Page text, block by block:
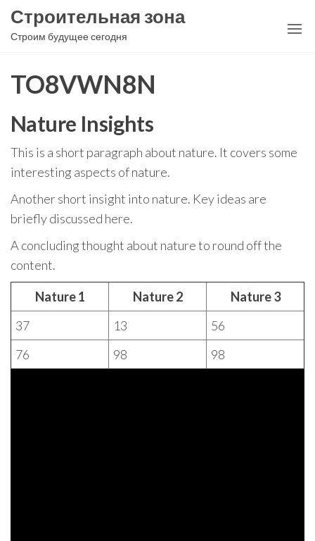
Перейти
Строительная зона
Строим будущее сегодня
TO8VWN8N
Nature Insights
This is a short paragraph about nature. It covers some
interesting aspects of nature.
Another short insight into nature. Key ideas are
briefly discussed here.
A concluding thought about nature to round off the
content.
Nature 1 Nature 2
Nature 3
37
13
56
76
98 98